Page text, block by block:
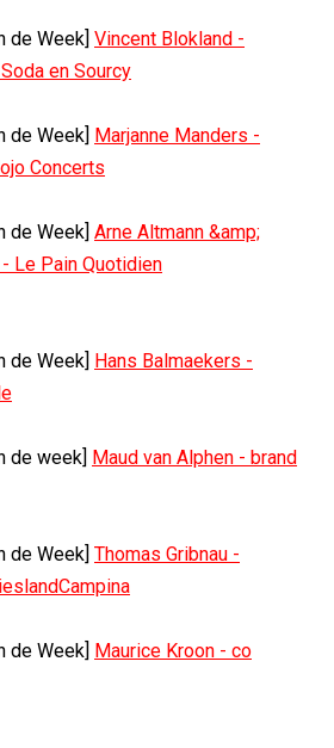
de Week] Vincent Blokland -
en Sourcy
de Week] Marjanne Manders -
Concerts
de Week] Arne Altmann &amp;
Le Pain Quotidien
de Week] Hans Balmaekers -
de week] Maud van Alphen - brand
de Week] Thomas Gribnau -
de Week] Maurice Kroon - co